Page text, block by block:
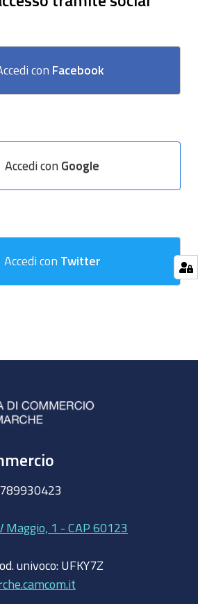
con Facebook
Accedi con Google
Accedi con Twitter
Maggio, 1 - CAP 60123
univoco: UFKY7Z